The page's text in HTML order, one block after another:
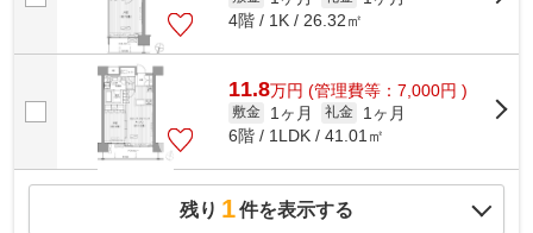
4階 / 1K / 26.32㎡
11.8万円 (管理費等：7,000円 )
敷金 1ヶ月 礼金
1ヶ月
6階 / 1LDK / 41.01㎡
残り 1件を表示する